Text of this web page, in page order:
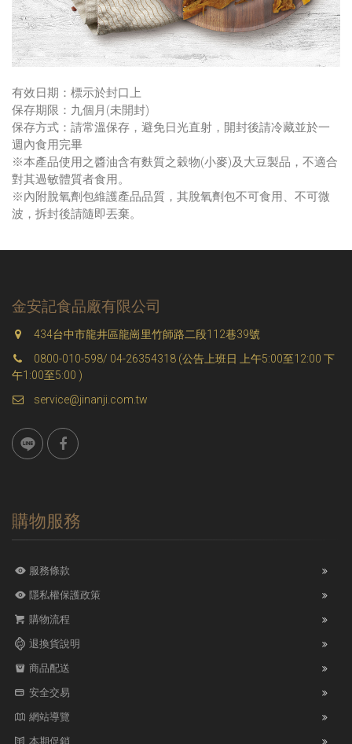
有效日期：標示於封口上
保存期限：九個月(未開封)
保存方式：請常溫保存，避免日光直射，開封後請冷藏並於一
週內食用完畢
※本產品使用之醬油含有麩質之穀物(小麥)及大豆製品，不適合
對其過敏體質者食用。
※內附脫氧劑包維護產品品質，其脫氧劑包不可食用、不可微
波，拆封後請隨即丟棄。
金安記食品廠有限公司
434台中市龍井區龍崗里竹師路二段112巷39號
0800-010-598/ 04-26354318 (公告上班日 上午5:00至12:00 下
午1:00至5:00 )
service@jinanji.com.tw
購物服務
服務條款
隱私權保護政策
購物流程
退換貨說明
商品配送
安全交易
網站導覽
本期促銷